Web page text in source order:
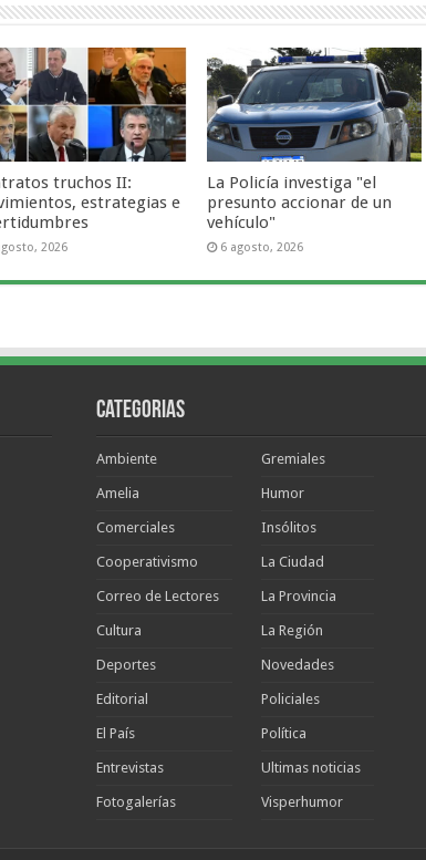
truchos II:
estrategias e
2026
La Policía investiga "el
presunto accionar de un
vehículo"
6 agosto, 2026
Categorias
Ambiente
Amelia
Comerciales
Cooperativismo
Correo de Lectores
Cultura
Deportes
Editorial
El País
Entrevistas
Fotogalerías
Gremiales
Humor
Insólitos
La Ciudad
La Provincia
La Región
Novedades
Policiales
Política
Ultimas noticias
Visperhumor